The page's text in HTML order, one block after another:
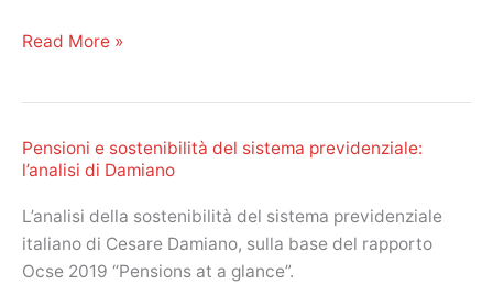
Pensioni
le
pensioni
di
reversibilità
a
Read More »
Pensioni e sostenibilità del sistema previdenziale:
l’analisi di Damiano
L’analisi della sostenibilità del sistema previdenziale
italiano di Cesare Damiano, sulla base del rapporto
Ocse 2019 “Pensions at a glance”.